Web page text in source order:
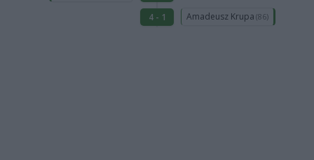
4 - 1
Amadeusz Krupa (86)